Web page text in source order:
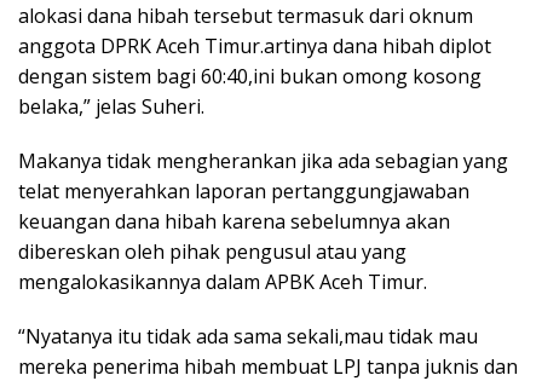
alokasi dana hibah tersebut termasuk dari oknum
anggota DPRK Aceh Timur.artinya dana hibah diplot
dengan sistem bagi 60:40,ini bukan omong kosong
belaka,” jelas Suheri.
Makanya tidak mengherankan jika ada sebagian yang
telat menyerahkan laporan pertanggungjawaban
keuangan dana hibah karena sebelumnya akan
dibereskan oleh pihak pengusul atau yang
mengalokasikannya dalam APBK Aceh Timur.
“Nyatanya itu tidak ada sama sekali,mau tidak mau
mereka penerima hibah membuat LPJ tanpa juknis dan